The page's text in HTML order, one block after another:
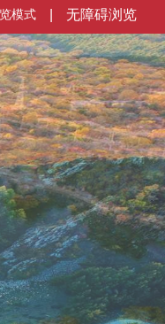
无障碍浏览
模式